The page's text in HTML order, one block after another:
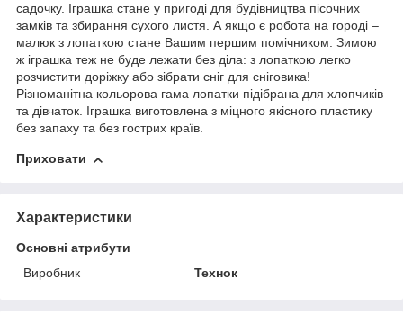
садочку. Іграшка стане у пригоді для будівництва пісочних
замків та збирання сухого листя. А якщо є робота на городі –
малюк з лопаткою стане Вашим першим помічником. Зимою
ж іграшка теж не буде лежати без діла: з лопаткою легко
розчистити доріжку або зібрати сніг для сніговика!
Різноманітна кольорова гама лопатки підібрана для хлопчиків
та дівчаток. Іграшка виготовлена з міцного якісного пластику
без запаху та без гострих країв.
Приховати
Характеристики
Основні атрибути
Виробник
Технок